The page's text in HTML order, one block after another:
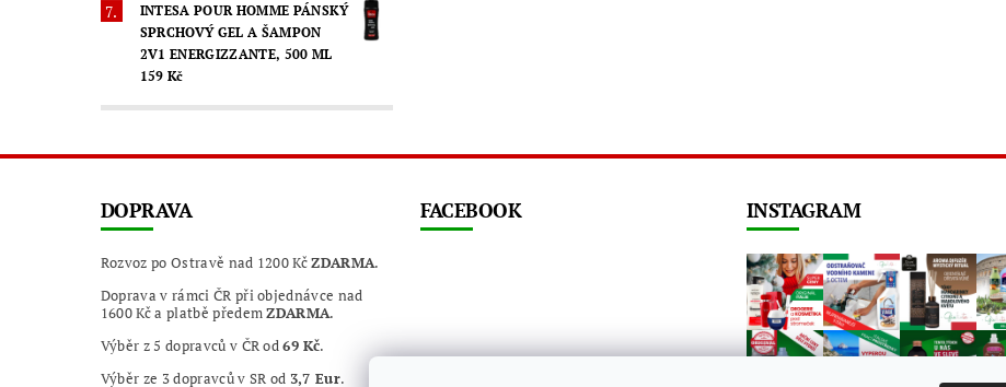
INTESA POUR HOMME PÁNSKÝ
SPRCHOVÝ GEL A ŠAMPON
2V1 ENERGIZZANTE, 500 ML
159 Kč
DOPRAVA
Rozvoz po Ostravě nad 1200 KčZDARMA.
Doprava v rámci ČR při objednávce nad
1600 Kč a platbě předemZDARMA.
Výběr z 5 dopravců v ČR od69 Kč.
Výběr ze 3 dopravců v SR od 3,7 Eur.
FACEBOOK INSTAGRAM